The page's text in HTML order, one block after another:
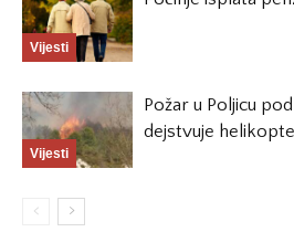
Vijesti
Vijesti
Požar u Poljicu
dejstvuje